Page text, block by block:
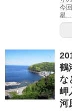
今
星...
鶴
な
岬
河